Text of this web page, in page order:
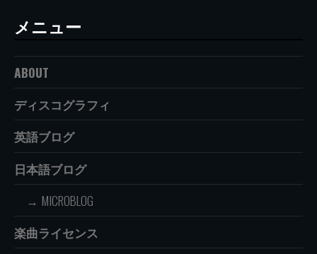
メニュー
ABOUT
ディスコグラフィ
英語ブログ
日本語ブログ
MICROBLOG
楽曲ライセンス